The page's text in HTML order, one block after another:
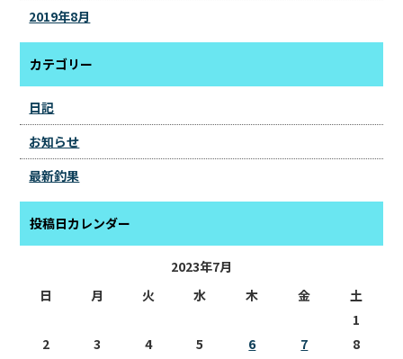
2019年8月
カテゴリー
日記
お知らせ
最新釣果
投稿日カレンダー
2023年7月
日
月 火 水 木 金
土
1
2
3 4 5 6 7
8